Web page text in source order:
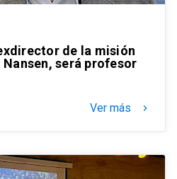
de la misión
será profesor
Ver más keyboard_arrow_right